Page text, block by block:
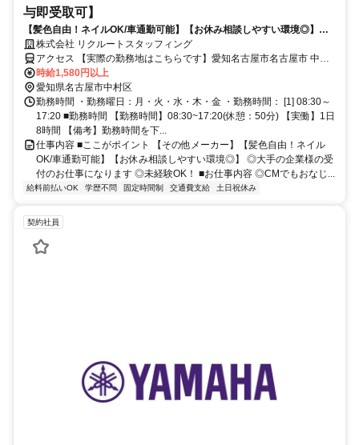
与即受取可】
【髪色自由！ネイルOK/車通勤可能】【お休み相談しやすい環境◎】◎
大手の企業様の受付のお仕事になります
株式会社 リクルートスタッフィング
アクセス 【実際の勤務地はこちらです】愛知名古屋市名古屋市 中川
区黄金(愛知県)駅徒歩10分ささしまライブ駅徒歩23分
時給1,580円以上
愛知県名古屋市中村区
勤務時間 ・勤務曜日：月・火・水・木・金 ・勤務時間： [1] 08:30～
17:20 ■勤務時間 【勤務時間】08:30~17:20(休憩：50分) 【実働】1日
8時間 【備考】勤務時間を下...
仕事内容 ■ここがポイント 【その他メーカー】【髪色自由！ネイル
OK/車通勤可能】【お休み相談しやすい環境◎】 ◎大手の企業様の受
付のお仕事になります ◎未経験OK！ ■お仕事内容 ◎CMでもおなじ...
給料前払いOK 学歴不問 固定時間制 交通費支給 土日祝休み
契約社員